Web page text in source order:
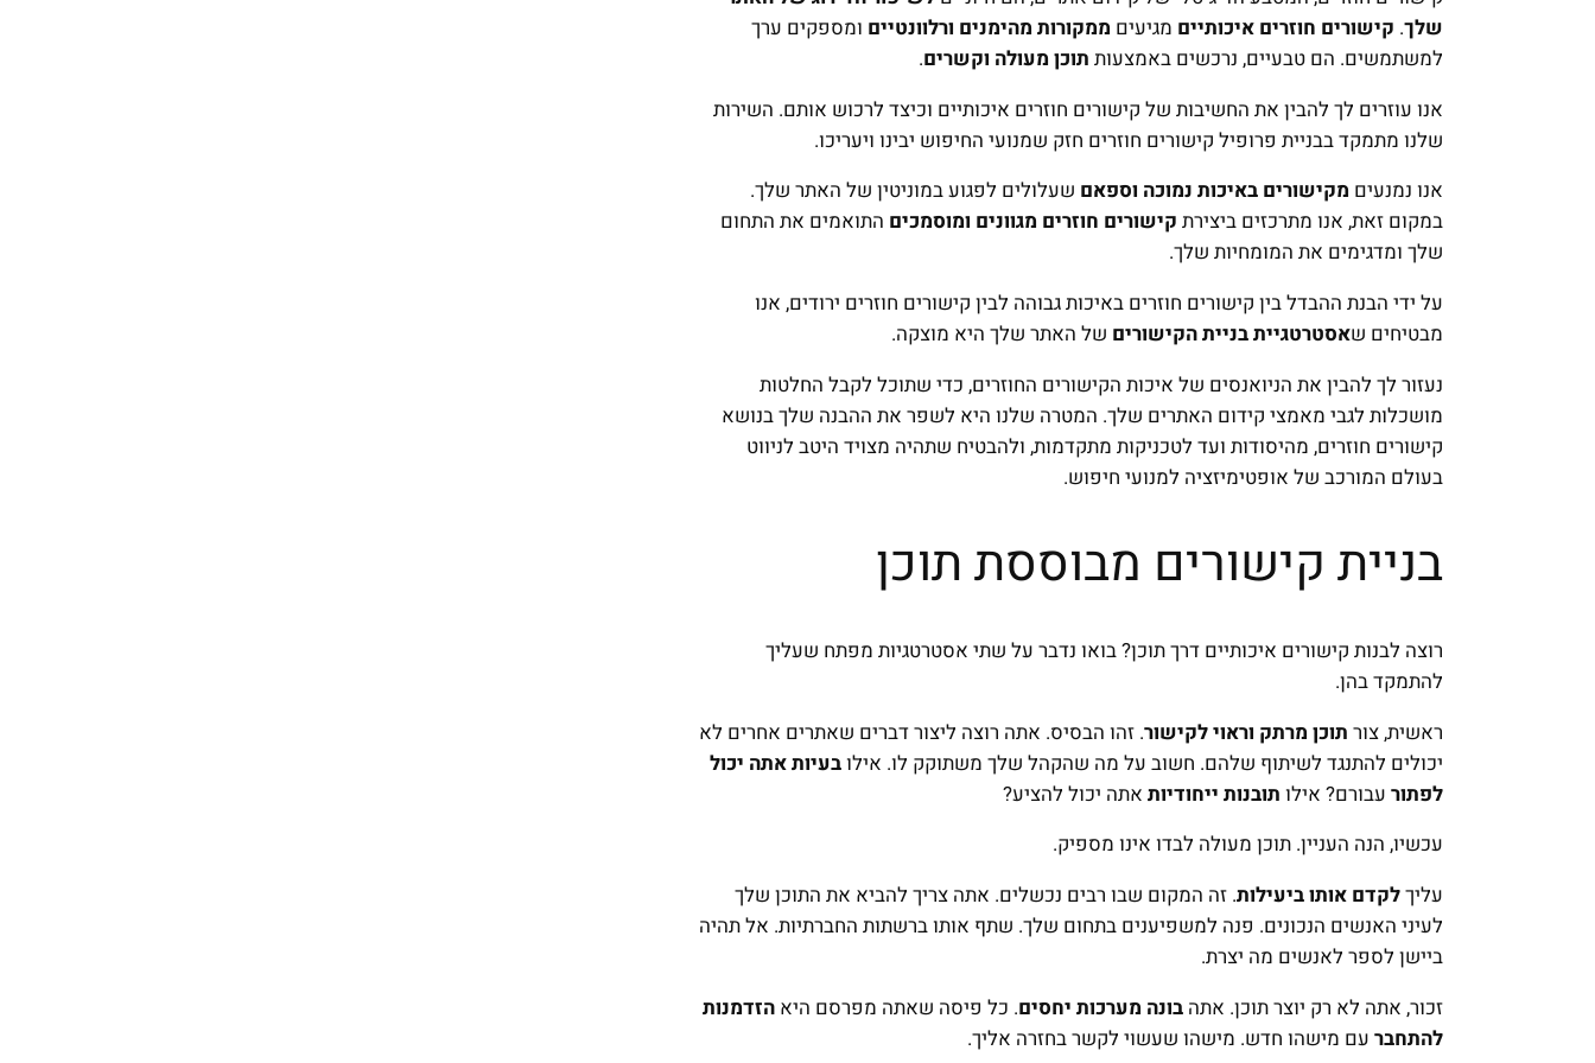
שלך. קישורים חוזרים איכותיים מגיעים ממקורות מהימנים ורלוונטיים ומספקים ערך
למשתמשים. הם טבעיים, נרכשים באמצעות תוכן מעולה וקשרים.
אנו עוזרים לך להבין את החשיבות של קישורים חוזרים איכותיים וכיצד לרכוש אותם. השירות
שלנו מתמקד בבניית פרופיל קישורים חוזרים חזק שמנועי החיפוש יבינו ויעריכו.
אנו נמנעים מקישורים באיכות נמוכה וספאם שעלולים לפגוע במוניטין של האתר שלך.
במקום זאת, אנו מתרכזים ביצירת קישורים חוזרים מגוונים ומוסמכים התואמים את התחום
שלך ומדגימים את המומחיות שלך.
על ידי הבנת ההבדל בין קישורים חוזרים באיכות גבוהה לבין קישורים חוזרים ירודים, אנו
מבטיחים שאסטרטגיית בניית הקישורים של האתר שלך היא מוצקה.
נעזור לך להבין את הניואנסים של איכות הקישורים החוזרים, כדי שתוכל לקבל החלטות
מושכלות לגבי מאמצי קידום האתרים שלך. המטרה שלנו היא לשפר את ההבנה שלך בנושא
קישורים חוזרים, מהיסודות ועד לטכניקות מתקדמות, ולהבטיח שתהיה מצויד היטב לניווט
בעולם המורכב של אופטימיזציה למנועי חיפוש.
בניית קישורים מבוססת תוכן
רוצה לבנות קישורים איכותיים דרך תוכן? בואו נדבר על שתי אסטרטגיות מפתח שעליך
להתמקד בהן.
ראשית, צור תוכן מרתק וראוי לקישור. זהו הבסיס. אתה רוצה ליצור דברים שאתרים אחרים לא
יכולים להתנגד לשיתוף שלהם. חשוב על מה שהקהל שלך משתוקק לו. אילובעיות אתה יכול
לפתור עבורם? אילו תובנות ייחודיות אתה יכול להציע?
עכשיו, הנה העניין. תוכן מעולה לבדו אינו מספיק.
עליךלקדם אותו ביעילות. זה המקום שבו רבים נכשלים. אתה צריך להביא את התוכן שלך
לעיני האנשים הנכונים. פנה למשפיענים בתחום שלך. שתף אותו ברשתות החברתיות. אל תהיה
ביישן לספר לאנשים מה יצרת.
זכור, אתה לא רק יוצר תוכן. אתה בונה מערכות יחסים. כל פיסה שאתה מפרסם היא הזדמנות
להתחבר עם מישהו חדש. מישהו שעשוי לקשר בחזרה אליך.